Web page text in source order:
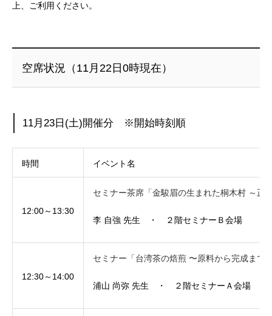
上、ご利用ください。
空席状況（11月22日0時現在）
11月23日(土)開催分 ※開始時刻順
時間 イベント名
12:00～13:30
セミナー茶席「金駿眉の生まれた桐木村 ～正
李 自強 先生 ・ ２階セミナーＢ会場
12:30～14:00
セミナー「台湾茶の焙煎 〜原料から完成まで
浦山 尚弥 先生 ・ ２階セミナーＡ会場